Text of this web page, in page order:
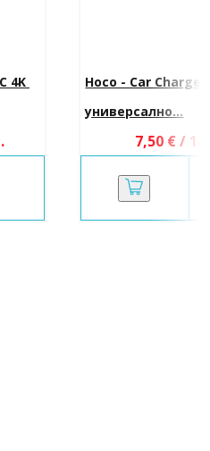
4K
Hoco - Car
универсално...
7,50 € /